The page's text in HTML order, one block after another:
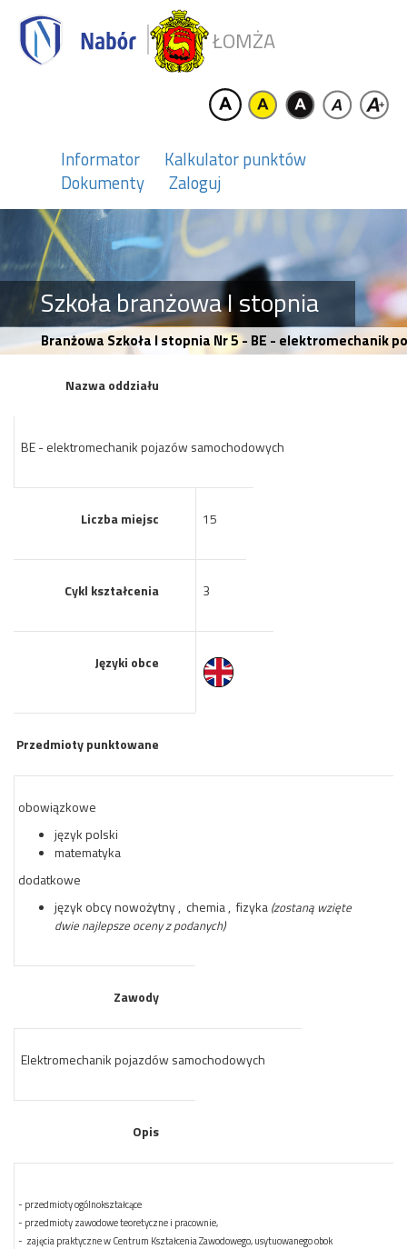
ŁOMŻA
Informator
Kalkulator punktów
Dokumenty
Zaloguj
Szkoła branżowa I stopnia
Branżowa Szkoła I stopnia Nr 5 - BE - elektromechanik
Nazwa oddziału
BE - elektromechanik pojazów samochodowych
Liczba miejsc 15
Cykl kształcenia 3
Języki obce
Przedmioty punktowane
obowiązkowe
język polski
matematyka
dodatkowe
język obcy nowożytny , chemia , fizyka (zostaną wzięte
dwie najlepsze oceny z podanych)
Zawody
Elektromechanik pojazdów samochodowych
Opis
- przedmioty ogólnokształcące
- przedmioty zawodowe teoretyczne i pracownie,
- zajęcia praktyczne w Centrum Kształcenia Zawodowego, usytuowanego obok